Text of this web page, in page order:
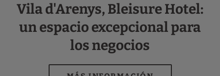
Vila d'Arenys, Bleisure Hotel:
un espacio excepcional para
los negocios